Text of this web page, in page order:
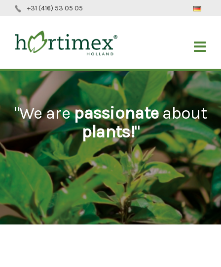
+31 (416) 53 05 05
"We arepassionateabout
plants!"